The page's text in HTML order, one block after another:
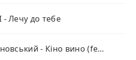
- Лечу до тебе
Сергій Лазановський - Кіно вино (feat. NIKITIN)